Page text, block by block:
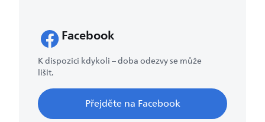
Facebook
K dispozici kdykoli – doba odezvy se může
lišit.
Přejděte na Facebook